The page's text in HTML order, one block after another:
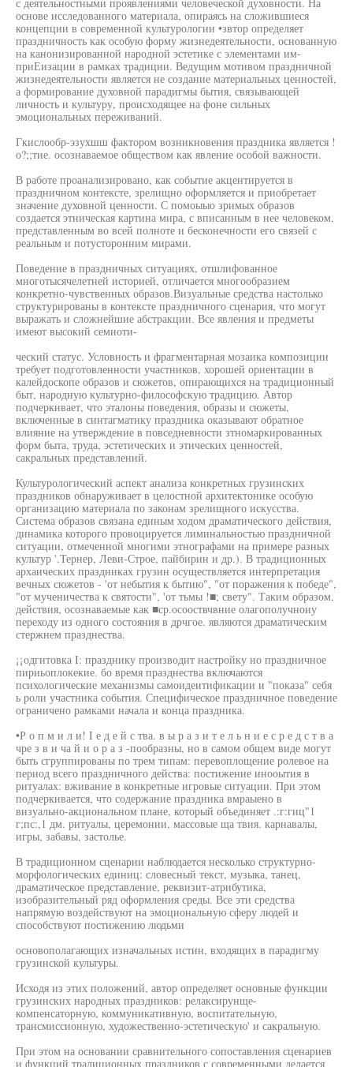
основе исследованного материала, опираясь на сложившиеся
концепции в современной культурологии •звтор определяет
праздничность как особую форму жизнедеятельности, основанную
на канонизированной народной эстетике с элементами им-
приЕизации в рамках традиции. Ведущим мотивом праздничной
жизнедеятельности является не создание материальных ценностей,
а формирование духовной парадигмы бытия, связывающей
личность и культуру, происходящее на фоне сильных
эмоциональных переживаний.
Гкислообр-эзухшш фактором возникновения праздника является !
о?;;тие. осознаваемое обществом как явление особой важности.
В работе проанализировано, как событие акцентируется в
праздничном контексте, зрелищно оформляется и приобретает
значение духовной ценности. С помоыыо зримых образов
создается этническая картина мира, с вписанным в нее человеком,
представленным во всей полноте и бесконечности его связей с
реальным и потусторонним мирами.
Поведение в праздничных ситуациях, отшлифованное
многотысячелетней историей, отличается многообразием
конкретно-чувственных образов.Визуальные средства настолько
структурированы в контексте праздничного сценария, что могут
выражать и сложнейшие абстракции. Все явления и предметы
имеют высокий семиоти-
ческий статус. Условность и фрагментарная мозаика композиции
требует подготовленности участников, хорошей ориентации в
калейдоскопе образов и сюжетов, опирающихся на традиционный
быт, народную культурно-философскую традицию. Автор
подчеркивает, что эталоны поведения, образы и сюжеты,
включенные в синтагматику праздника оказывают обратное
влияние на утверждение в повседневности зтномаркированных
форм быта, труда, эстетических и этических ценностей,
сакральных представлений.
Культурологический аспект анализа конкретных грузинских
праздников обнаруживает в целостной архитектонике особую
организацию материала по законам зрелищного искусства.
Система образов связана единым ходом драматического действия,
динамика которого провоцируется лиминальностью праздничной
ситуации, отмеченной многими этнографами на примере разных
культур '.Тернер, Леви-Строе, пайбирин и др.). В традиционных
архаических праздниках грузин осуществляется интерпретация
вечных сюжетов - 'от небытия к бытию", "от поражения к победе",
"от мученичества к святости", 'от тьмы !■; свету". Таким образом,
действия, осознаваемые как ■ср.осооствчвние олагополучноиу
переходу из одного состояния в дрчгое. являются драматическим
стержнем празднества.
¡¡одгитовка I: празднику производит настройку но праздничное
пириьоплокекие. бо время празднества включаются
психологические механизмы самоидеитификации и "показа" себя
ь роли участника события. Специфическое праздничное поведение
ограничено рамками начала и конца праздника.
•Р о п м и л и! I е д е й с тва. в ы р а з и т е л ь н и е с р е д с т в а
чре з в и ча й и о р а з -пообразны, но в самом общем виде могут
быть сгруппированы по трем типам: перевоплощение ролевое на
период всего праздничного действа: постижение инооытия в
ритуалах: вживание в конкретные игровые ситуации. При этом
подчеркивается, что содержание праздника вмраыено в
визуально-акциональном плане, который объединяет .:г:гиц"1
г;пс:,1 дм. ритуалы, церемонии, массовые ща твия. карнавалы,
игры, забавы, застолье.
В традиционном сценарии наблюдается несколько структурно-
морфологических единиц: словесный текст, музыка, танец,
драматическое представление, реквизит-атрибутика,
изобразительный ряд оформления среды. Все эти средства
напрямую воздействуют на эмоциональную сферу людей и
способствуют постижению людьми
основополагающих изначальных истин, входящих в парадигму
грузинской культуры.
Исходя из этих положений, автор определяет основные функции
грузинских народных праздников: релаксирунще-
компенсаторную, коммуникативную, воспитательную,
трансмиссионную, художественно-эстетическую' и сакральную.
При этом на основании сравнительного сопоставления сценариев
и функций традиционных праздников с современными делается